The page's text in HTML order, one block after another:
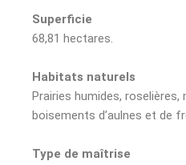
Superficie
68,81 hectares.
Habitats naturels
Prairies humides, roselières,
boisements d’aulnes et de
Type de maîtrise